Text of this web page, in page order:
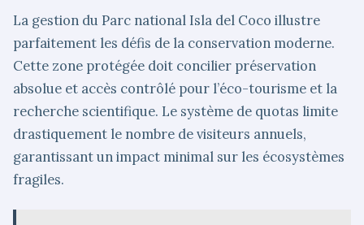
La gestion du Parc national Isla del Coco illustre
parfaitement les défis de la conservation moderne.
Cette zone protégée doit concilier préservation
absolue et accès contrôlé pour l’éco-tourisme et la
recherche scientifique. Le système de quotas limite
drastiquement le nombre de visiteurs annuels,
garantissant un impact minimal sur les écosystèmes
fragiles.